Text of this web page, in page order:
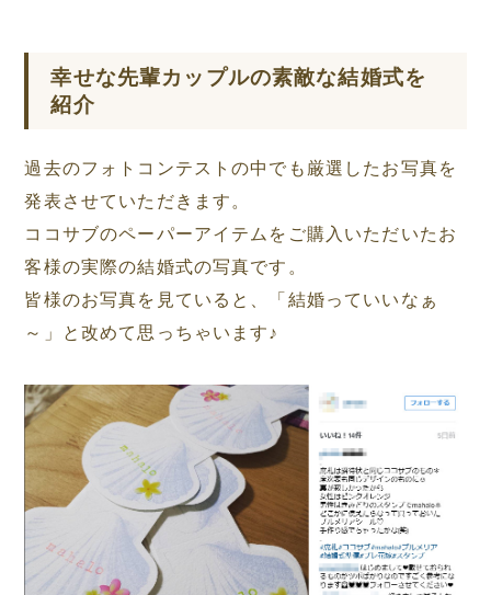
幸せな先輩カップルの素敵な結婚式を
紹介
過去のフォトコンテストの中でも厳選したお写真を
発表させていただきます。
ココサブのペーパーアイテムをご購入いただいたお
客様の実際の結婚式の写真です。
皆様のお写真を見ていると、「結婚っていいなぁ
～」と改めて思っちゃいます♪